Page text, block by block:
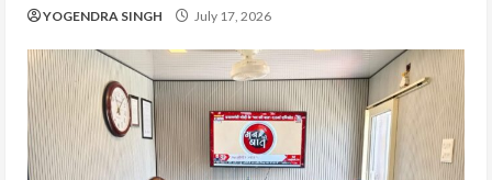
YOGENDRA SINGH July 17, 2026